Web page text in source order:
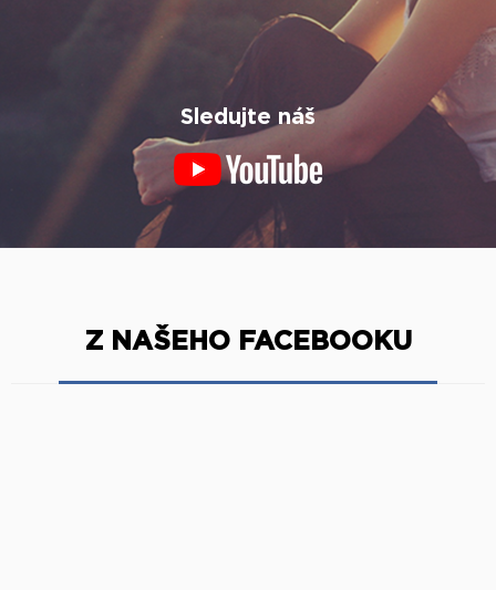
Sledujte náš
Z NAŠEHO FACEBOOKU